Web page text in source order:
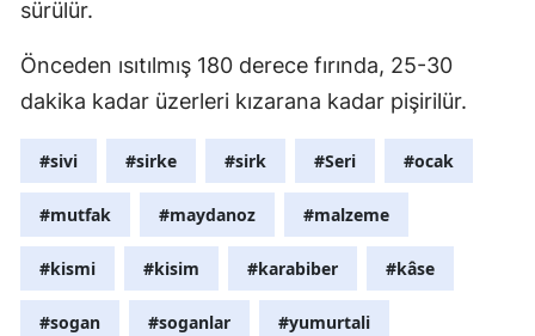
sürülür.
Önceden ısıtılmış 180 derece fırında, 25-30
dakika kadar üzerleri kızarana kadar pişirilür.
#sivi #sirke #sirk #Seri #ocak
#mutfak #maydanoz #malzeme
#kismi #kisim #karabiber #kâse
#sogan #soganlar #yumurtali